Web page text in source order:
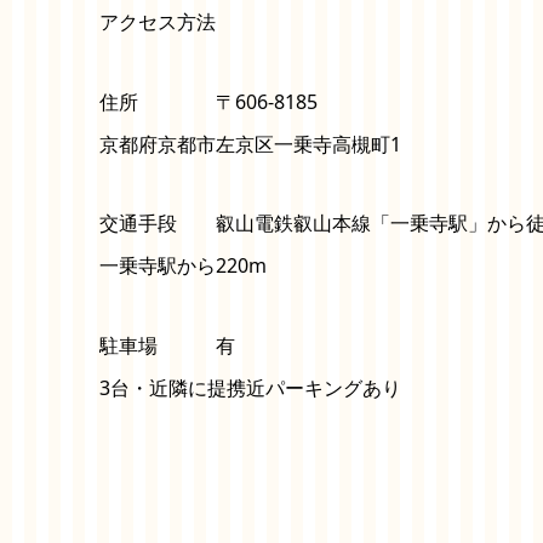
アクセス方法
住所 〒606-8185
京都府京都市左京区一乗寺高槻町1
交通手段 叡山電鉄叡山本線「一乗寺駅」から
一乗寺駅から220m
駐車場 有
3台・近隣に提携近パーキングあり